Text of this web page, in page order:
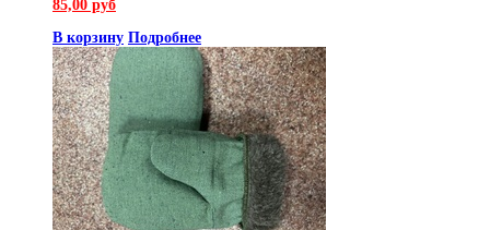
85,00 руб
В корзину Подробнее